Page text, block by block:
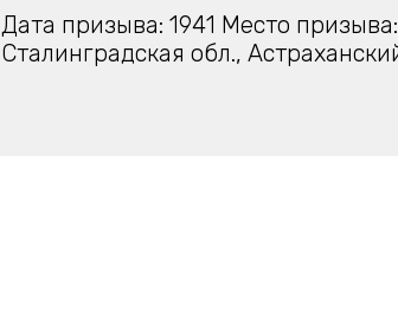
Дата призыва: 1941 Место
Сталинградская обл.,